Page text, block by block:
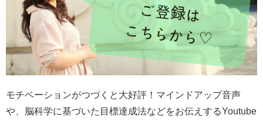
モチベーションがつづくと大好評！マインドアップ音声
や、脳科学に基づいた目標達成法などをお伝えするYoutube